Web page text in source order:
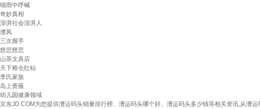
细雨中呼喊
奇妙真相
澎湃社会澎湃人
濮凤
三次握手
慈悲慈悲
山茶文具店
天下粮仓红钻
李氏家族
岛上蔷薇
幼儿园健康领域
京东JD.COM为您提供漕运码头销量排行榜、漕运码头哪个好、漕运码头多少钱等相关资讯,从漕